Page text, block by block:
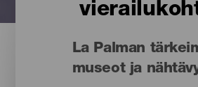
La Palman
museot ja